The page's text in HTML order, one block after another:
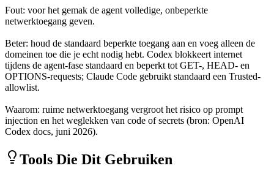
Fout: voor het gemak de agent volledige, onbeperkte
netwerktoegang geven.
Beter: houd de standaard beperkte toegang aan en voeg alleen de
domeinen toe die je echt nodig hebt. Codex blokkeert internet
tijdens de agent-fase standaard en beperkt tot GET-, HEAD- en
OPTIONS-requests; Claude Code gebruikt standaard een Trusted-
allowlist.
Waarom: ruime netwerktoegang vergroot het risico op prompt
injection en het weglekken van code of secrets (bron: OpenAI
Codex docs, juni 2026).
Tools Die Dit Gebruiken